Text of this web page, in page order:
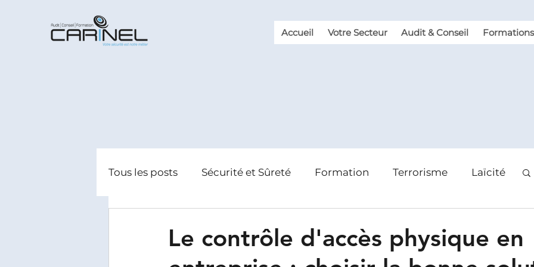
Accueil Votre Secteur Audit & Conseil Formations
Tous les posts Sécurité et Sûreté Formation Terrorisme Laïcité
Le contrôle d'accès physique en